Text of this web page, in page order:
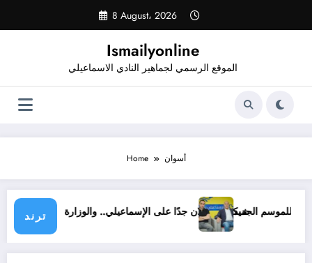
content
8 August، 2026
Ismailyonline
الموقع الرسمي لجماهير النادي الاسماعيلي
Home أسوان
ترند
شيكابالا: زعلان جدًا على الإسماعيلي.. والوزارة لازمللموسم الجديد